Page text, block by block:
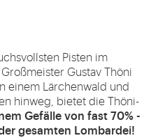
Pisten im
Gustav Thöni
einem Lärchenwald und
hinweg, bietet die Thöni-
Gefälle von fast 70% -
gesamten Lombardei!